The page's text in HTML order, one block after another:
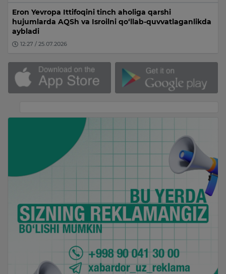
Eron Yevropa Ittifoqini tinch aholiga qarshi
hujumlarda AQSh va Isroilni qo‘llab-quvvatlaganlikda
aybladi
12:27 / 25.07.2026